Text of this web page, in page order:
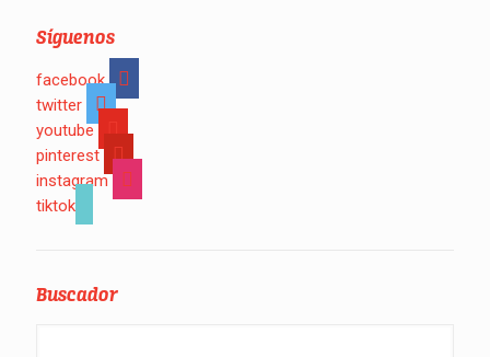
Síguenos
facebook
twitter
youtube
pinterest
instagram
tiktok
Buscador